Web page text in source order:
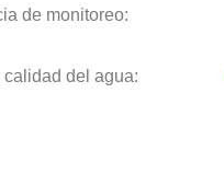
de monitoreo:
calidad del agua: